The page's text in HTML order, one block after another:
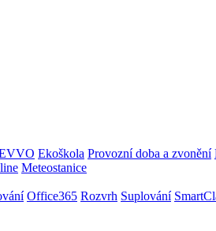
Ekoškola Provozní doba a zvonění
Meteostanice
Office365 Rozvrh Suplování